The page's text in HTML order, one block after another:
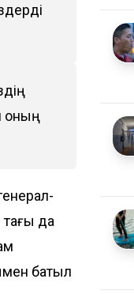
оның
да
батыл